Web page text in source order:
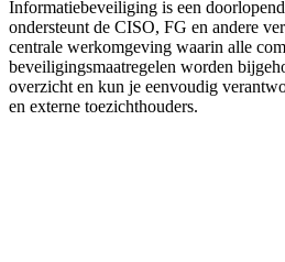
Informatiebeveiliging is een
ondersteunt de CISO, FG en andere
centrale werkomgeving waarin alle
beveiligingsmaatregelen worden
overzicht en kun je eenvoudig
en externe toezichthouders.